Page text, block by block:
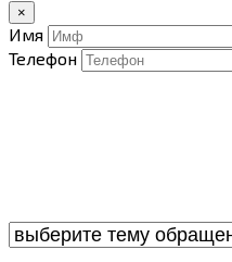
×
Имя
Телефон